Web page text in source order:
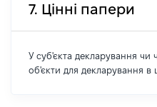
7. Цінні папери
У суб'єкта декларування чи
об'єкти для декларування в